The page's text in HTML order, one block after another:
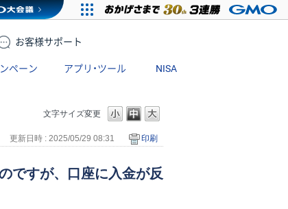
お客様サポート
ペーン アプリ・ツール NISA
文字サイズ変更
更新日時 : 2025/05/29 08:31 印刷
ですが、口座に入金が反